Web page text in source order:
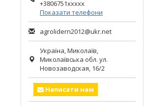
+3806751xxxxx
Показати телефони
agrolidern2012@ukr.net
Україна,Миколаїв,
Миколаївська обл. ул.
Новозаводская, 16/2
Написати нам